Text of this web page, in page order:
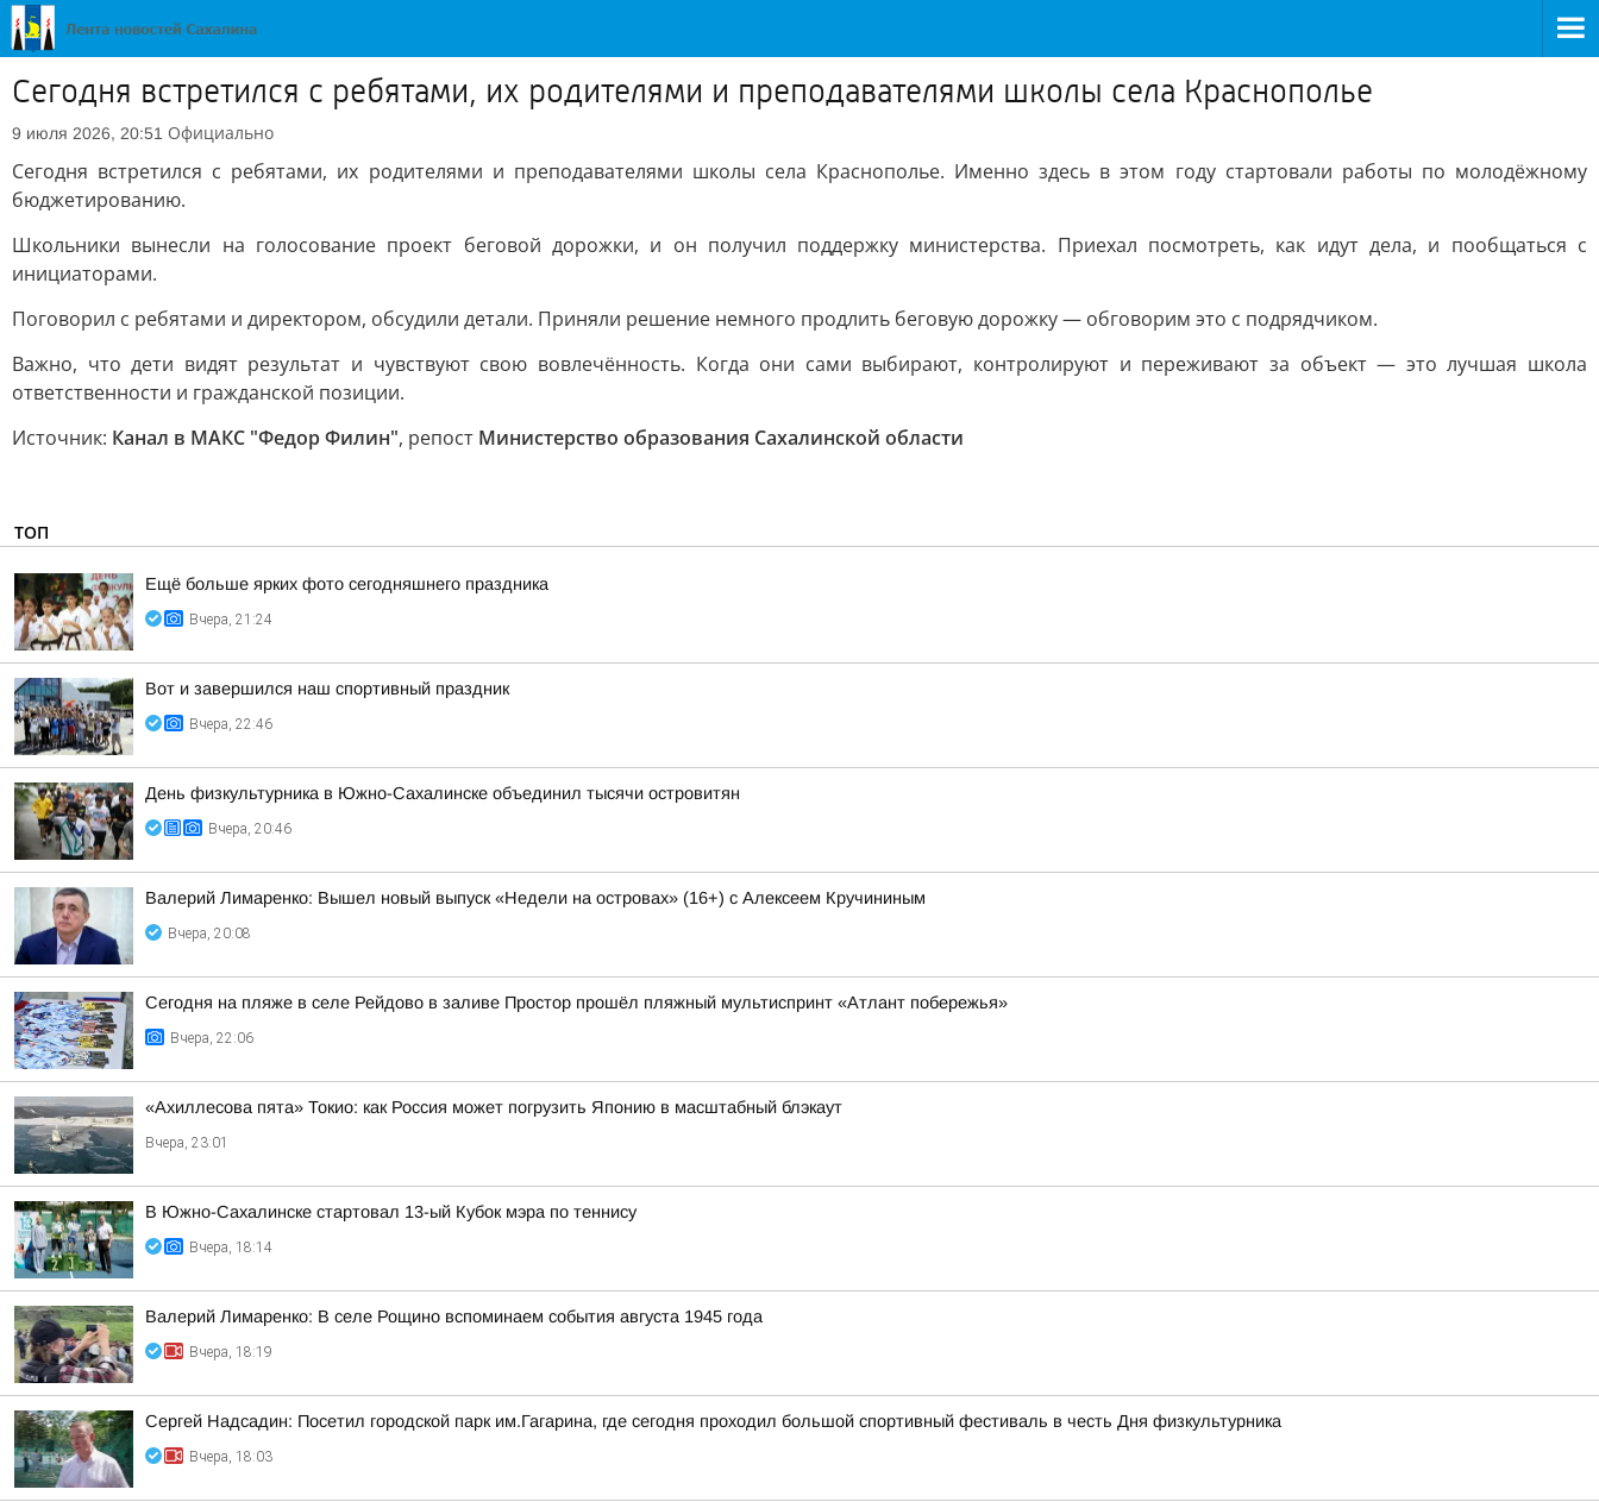
Сегодня встретился с ребятами, их родителями и преподавателями школы села Краснополье
9 июля 2026, 20:51 Официально
Сегодня встретился с ребятами, их родителями и преподавателями школы села Краснополье. Именно здесь в этом году стартовали работы по молодёжному
бюджетированию.
Школьники вынесли на голосование проект беговой дорожки, и он получил поддержку министерства. Приехал посмотреть, как идут дела, и пообщаться с
инициаторами.
Поговорил с ребятами и директором, обсудили детали. Приняли решение немного продлить беговую дорожку — обговорим это с подрядчиком.
Важно, что дети видят результат и чувствуют свою вовлечённость. Когда они сами выбирают, контролируют и переживают за объект — это лучшая школа
ответственности и гражданской позиции.
Источник: Канал в МАКС "Федор Филин", репост Министерство образования Сахалинской области
ТОП
Ещё больше ярких фото сегодняшнего праздника
Вчера, 21:24
Вот и завершился наш спортивный праздник
Вчера, 22:46
День физкультурника в Южно-Сахалинске объединил тысячи островитян
Вчера, 20:46
Валерий Лимаренко: Вышел новый выпуск «Недели на островах» (16+) с Алексеем Кручининым
Вчера, 20:08
Сегодня на пляже в селе Рейдово в заливе Простор прошёл пляжный мультиспринт «Атлант побережья»
Вчера, 22:06
«Ахиллесова пята» Токио: как Россия может погрузить Японию в масштабный блэкаут
Вчера, 23:01
В Южно-Сахалинске стартовал 13-ый Кубок мэра по теннису
Вчера, 18:14
Валерий Лимаренко: В селе Рощино вспоминаем события августа 1945 года
Вчера, 18:19
Сергей Надсадин: Посетил городской парк им.Гагарина, где сегодня проходил большой спортивный фестиваль в честь Дня физкультурника
Вчера, 18:03